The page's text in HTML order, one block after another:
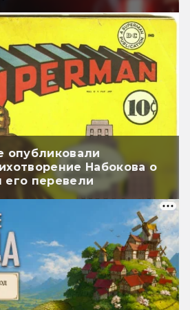
опубликовали
Набокова о
перевели